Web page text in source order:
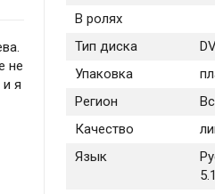
В ролях
Тип диска
Упаковка
Регион
Качество
Язык
5.1
не
я